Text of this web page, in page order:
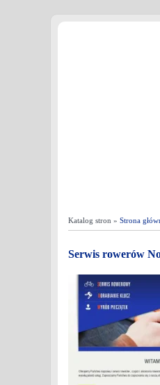
Katalog stron » Strona
Serwis rowerów